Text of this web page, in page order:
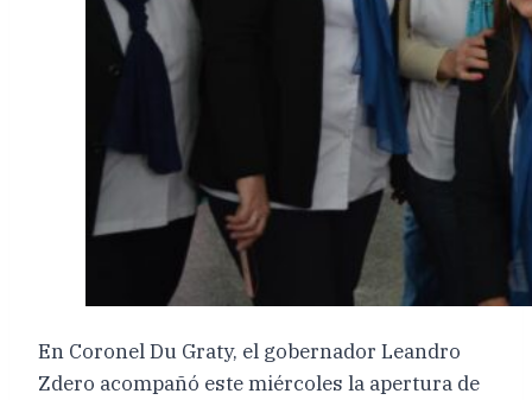
En Coronel Du Graty, el gobernador Leandro
Zdero acompañó este miércoles la apertura de